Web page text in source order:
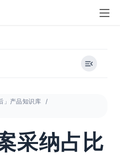
」产品知识库
采纳占比